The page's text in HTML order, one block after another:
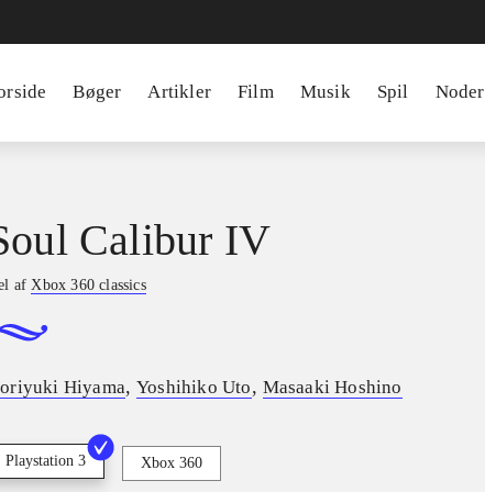
Bøger Artikler Film Musik Spil Noder
Calibur IV
afXbox 360 classics
Hiyama, Yoshihiko Uto, Masaaki Hoshino
Playstation 3 Xbox 360